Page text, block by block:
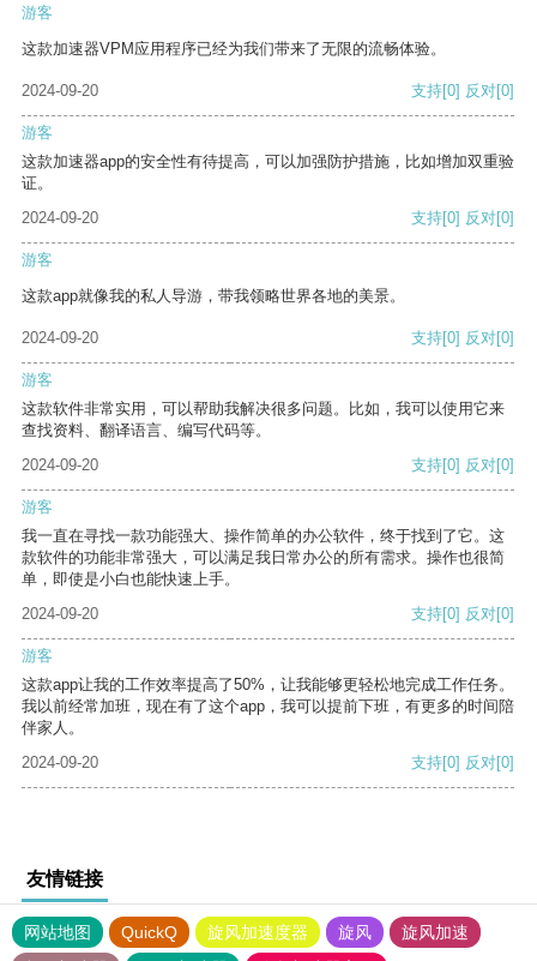
游客
这款加速器VPM应用程序已经为我们带来了无限的流畅体验。
2024-09-20 支持[0] 反对[0]
游客
这款加速器app的安全性有待提高，可以加强防护措施，比如增加双重验
证。
2024-09-20
支持[0] 反对[0]
游客
这款app就像我的私人导游，带我领略世界各地的美景。
2024-09-20 支持[0] 反对[0]
游客
这款软件非常实用，可以帮助我解决很多问题。比如，我可以使用它来
查找资料、翻译语言、编写代码等。
2024-09-20
支持[0] 反对[0]
游客
我一直在寻找一款功能强大、操作简单的办公软件，终于找到了它。这
款软件的功能非常强大，可以满足我日常办公的所有需求。操作也很简
单，即使是小白也能快速上手。
2024-09-20
支持[0] 反对[0]
游客
这款app让我的工作效率提高了50%，让我能够更轻松地完成工作任务。
我以前经常加班，现在有了这个app，我可以提前下班，有更多的时间陪
伴家人。
2024-09-20
支持[0] 反对[0]
友情链接
网站地图 QuickQ 旋风加速度器 旋风
旋风加速